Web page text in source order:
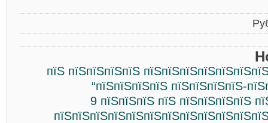
пїЅ пїЅпїЅпїЅпїЅ
“пїЅпїЅпїЅпїЅ пїЅпїЅпїЅпїЅ-
9 пїЅпїЅпїЅ пїЅ пїЅпїЅпїЅпїЅ